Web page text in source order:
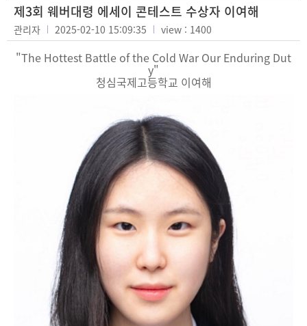
제3회 웨버대령 에세이 콘테스트 수상자 이여해
관리자 2025-02-10 15:09:35 view : 1400
"The Hottest Battle of the Cold War Our Enduring Dut
y"
청심국제고등학교 이여해